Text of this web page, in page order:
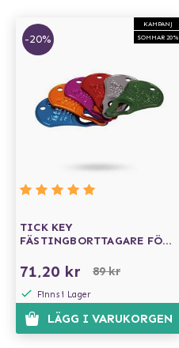
KAMPANJ
SOMMAR 20%
-20%
TICK KEY
FÄSTINGBORTTAGARE FÖR
71,20 kr 89 kr
Finns i Lager
LÄGG I VARUKORGEN